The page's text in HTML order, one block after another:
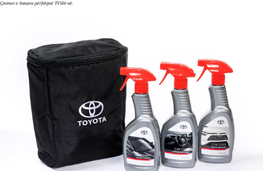
Çmimet e listuara përfshijnë TVSH-në.